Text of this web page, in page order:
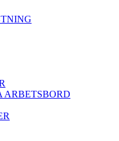
ARBETSBORD